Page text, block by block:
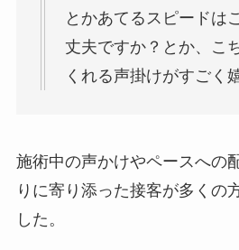
とかあてるスピードは
丈夫ですか？とか、こ
くれる声掛けがすごく
施術中の声かけやペースへの
りに寄り添った接客が多くの
した。